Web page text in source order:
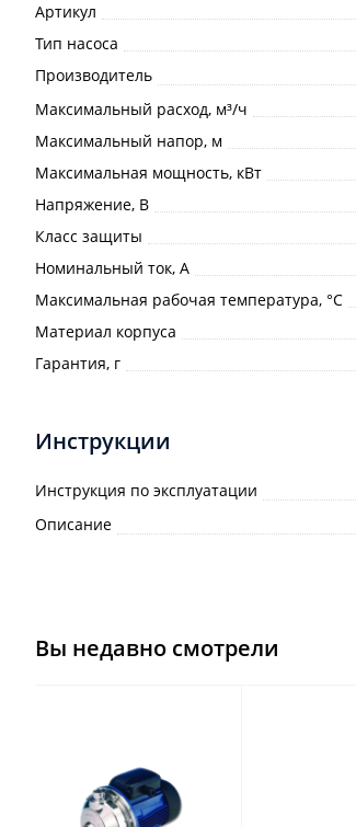
Артикул
Тип насоса
Производитель
Максимальный расход, м³/ч
Максимальный напор, м
Максимальная мощность, кВт
Напряжение, В
Класс защиты
Номинальный ток, А
Максимальная рабочая температура, °С
Материал корпуса
Гарантия, г
Инструкции
Инструкция по эксплуатации
Описание
Вы недавно смотрели